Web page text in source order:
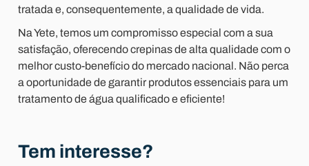
tratada e, consequentemente, a qualidade de vida.
Na Yete, temos um compromisso especial com a sua
satisfação, oferecendo crepinas de alta qualidade com o
melhor custo-benefício do mercado nacional. Não perca
a oportunidade de garantir produtos essenciais para um
tratamento de água qualificado e eficiente!
Tem interesse?